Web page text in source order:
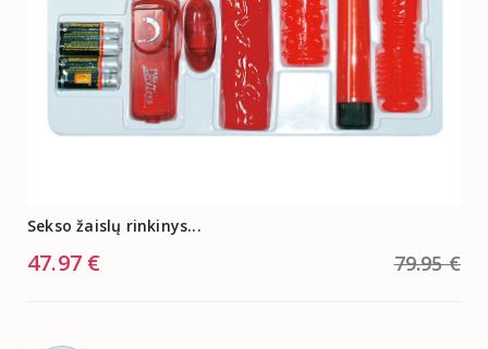
Sekso žaislų rinkinys...
47.97 € 79.95 €